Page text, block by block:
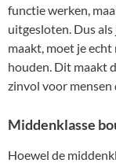
functie werken,
uitgesloten. Dus
maakt, moet je
houden. Dit maakt
zinvol voor
Middenklasse
Hoewel de